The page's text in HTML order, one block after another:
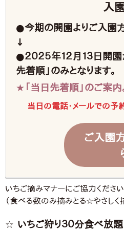
入
●今期の開園よりご入園
↓
●２０２５年１２月１３日
先着順」のみとなります。
★「当日先着順」のご案内
当日の電話・メールでの予
ご入園
いちご摘みマナーにご協力ください
（食べる数のみ摘みとる☆やさしく
☆ いちご狩り３０分食べ放